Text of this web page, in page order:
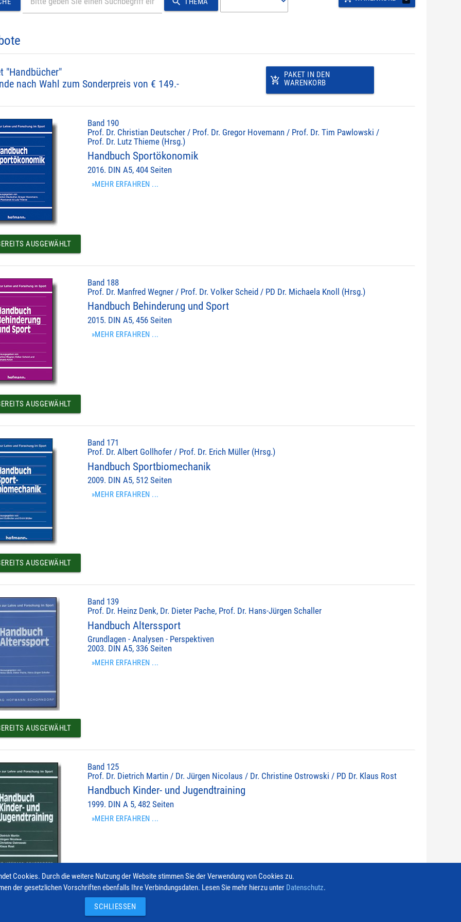
"Handbücher"
nach Wahl zum Sonderpreis von € 149.-
add_shopping_cart
PAKET IN DEN
WARENKORB
Band 190
Prof. Dr. Christian Deutscher / Prof. Dr. Gregor Hovemann / Prof. Dr. Tim Pawlowski /
Prof. Dr. Lutz Thieme (Hrsg.)
Handbuch Sportökonomik
2016. DIN A5, 404 Seiten
»MEHR ERFAHREN ...
AUSGEWÄHLT
Band 188
Prof. Dr. Manfred Wegner / Prof. Dr. Volker Scheid / PD Dr. Michaela Knoll (Hrsg.)
Handbuch Behinderung und Sport
2015. DIN A5, 456 Seiten
»MEHR ERFAHREN ...
AUSGEWÄHLT
Band 171
Prof. Dr. Albert Gollhofer / Prof. Dr. Erich Müller (Hrsg.)
Handbuch Sportbiomechanik
2009. DIN A5, 512 Seiten
»MEHR ERFAHREN ...
AUSGEWÄHLT
Band 139
Prof. Dr. Heinz Denk, Dr. Dieter Pache, Prof. Dr. Hans-Jürgen Schaller
Handbuch Alterssport
Grundlagen - Analysen - Perspektiven
2003. DIN A5, 336 Seiten
»MEHR ERFAHREN ...
AUSGEWÄHLT
Band 125
Prof. Dr. Dietrich Martin / Dr. Jürgen Nicolaus / Dr. Christine Ostrowski / PD Dr. Klaus Rost
Handbuch Kinder- und Jugendtraining
1999. DIN A 5, 482 Seiten
»MEHR ERFAHREN ...
AUSGEWÄHLT
© 2026 Hofmann-Verlag
Cookies. Durch die weitere Nutzung der Website stimmen Sie der Verwendung von Cookies zu.
der gesetzlichen Vorschriften ebenfalls Ihre Verbindungsdaten. Lesen Sie mehr hierzu unter Datenschutz.
SCHLIESSEN